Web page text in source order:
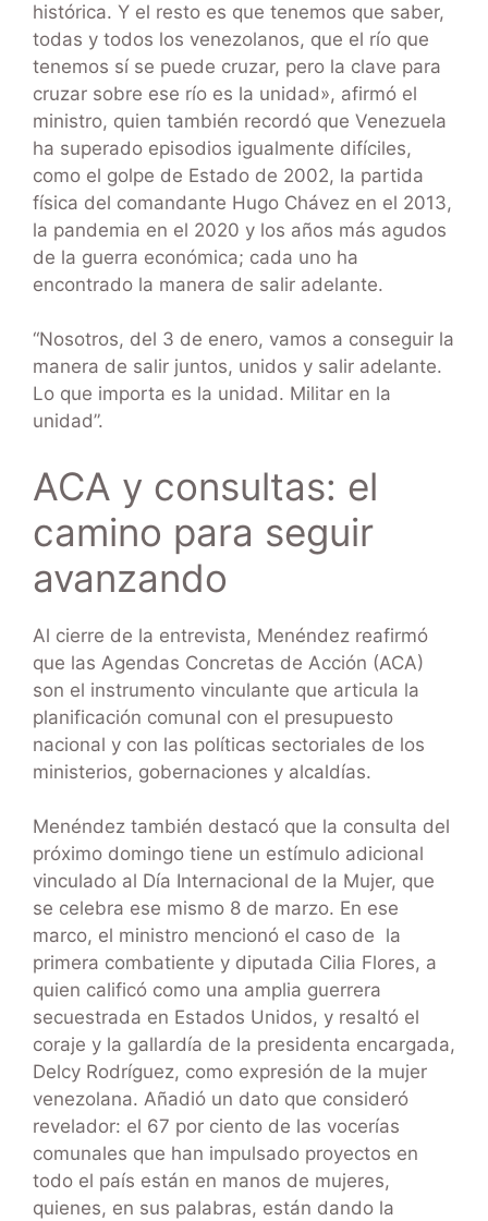
histórica. Y el resto es que tenemos que saber,
todas y todos los venezolanos, que el río que
tenemos sí se puede cruzar, pero la clave para
cruzar sobre ese río es la unidad», afirmó el
ministro, quien también recordó que Venezuela
ha superado episodios igualmente difíciles,
como el golpe de Estado de 2002, la partida
física del comandante Hugo Chávez en el 2013,
la pandemia en el 2020 y los años más agudos
de la guerra económica; cada uno ha
encontrado la manera de salir adelante.
“Nosotros, del 3 de enero, vamos a conseguir la
manera de salir juntos, unidos y salir adelante.
Lo que importa es la unidad. Militar en la
unidad”.
ACA y consultas: el
camino para seguir
avanzando
Al cierre de la entrevista, Menéndez reafirmó
que las Agendas Concretas de Acción (ACA)
son el instrumento vinculante que articula la
planificación comunal con el presupuesto
nacional y con las políticas sectoriales de los
ministerios, gobernaciones y alcaldías.
Menéndez también destacó que la consulta del
próximo domingo tiene un estímulo adicional
vinculado al Día Internacional de la Mujer, que
se celebra ese mismo 8 de marzo. En ese
marco, el ministro mencionó el caso de la
primera combatiente y diputada Cilia Flores, a
quien calificó como una amplia guerrera
secuestrada en Estados Unidos, y resaltó el
coraje y la gallardía de la presidenta encargada,
Delcy Rodríguez, como expresión de la mujer
venezolana. Añadió un dato que consideró
revelador: el 67 por ciento de las vocerías
comunales que han impulsado proyectos en
todo el país están en manos de mujeres,
quienes, en sus palabras, están dando la